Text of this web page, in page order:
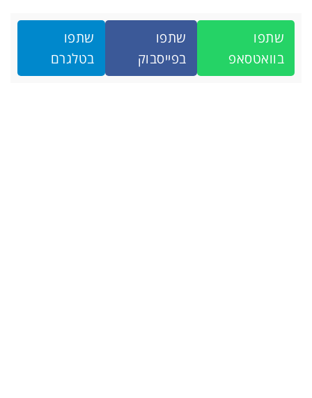
שתפו
בוואטסאפ
שתפו
בפייסבוק
שתפו
בטלגרם